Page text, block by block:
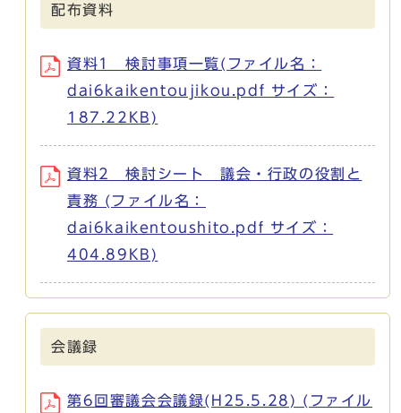
配布資料
資料1 検討事項一覧(ファイル名：
dai6kaikentoujikou.pdf サイズ：
187.22KB)
資料2 検討シート 議会・行政の役割と
責務 (ファイル名：
dai6kaikentoushito.pdf サイズ：
404.89KB)
会議録
第6回審議会会議録(H25.5.28) (ファイル